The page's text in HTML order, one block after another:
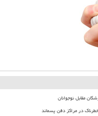
مقابل نوجوانان
در مراکز دفن پسماند